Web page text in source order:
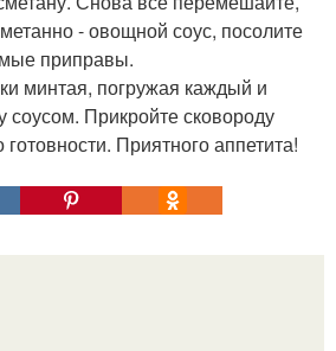
- овощной соус, посолите
приправы.
минтая, погружая каждый и
соусом. Прикройте сковороду
Приятного аппетита!